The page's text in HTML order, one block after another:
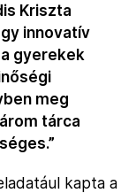
Kriszta
innovatív
gyerekek
meg
tárca
kapta a